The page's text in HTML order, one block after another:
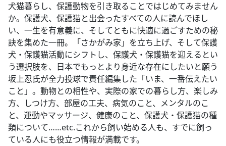
犬猫暮らし、保護動物を引き取ることではじめてみません
か。保護犬、保護猫と出会ったすべての人に読んでほし
い、一生を有意義に、そしてともに快適に過ごすための秘
訣を集めた一冊。「さかがみ家」を立ち上げ、そして保護
犬・保護猫活動にシフトし、保護犬・保護猫を迎えるとい
う選択肢を、日本でもっとより身近な存在にしたいと願う
坂上忍氏が全力投球で責任編集した「いま、一番伝えたい
こと」。動物との相性や、実際の家での暮らし方、楽しみ
方、しつけ方、部屋の工夫、病気のこと、メンタルのこ
と、運動やマッサージ、健康のこと、保護犬・保護猫の種
類について……etc.これから飼い始める人も、すでに飼っ
ている人にも役立つ情報が満載です。